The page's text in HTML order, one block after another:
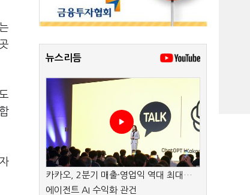
뉴스리듬
카카오, 2분기 매출·영업익 역대 최대…
에이전트 AI 수익화 관건